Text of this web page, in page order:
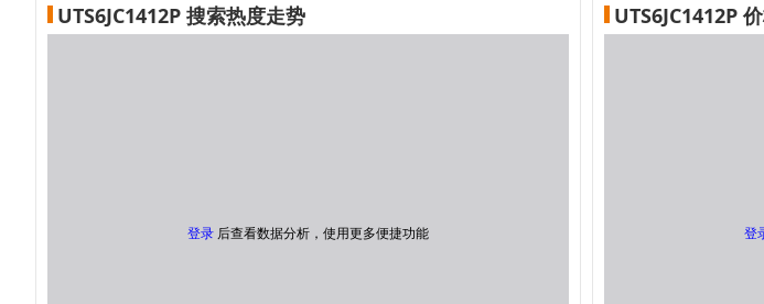
UTS6JC1412P 搜索热度走势
登录 后查看数据分析，使用更多便捷功能
UTS6JC1412P
登